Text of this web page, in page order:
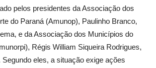
pelos presidentes da Associação dos
do Paraná (Amunop), Paulinho Branco,
e da Associação dos Municípios do
Régis William Siqueira Rodrigues,
Segundo eles, a situação exige ações